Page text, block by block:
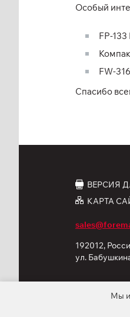
Особый
FP-
FW-
Спасибо
ВЕРСИЯ
КАРТА
192012,
ул.
© 2026 ООО
Мы